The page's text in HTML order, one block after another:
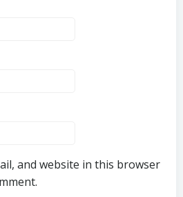
and website in this browser